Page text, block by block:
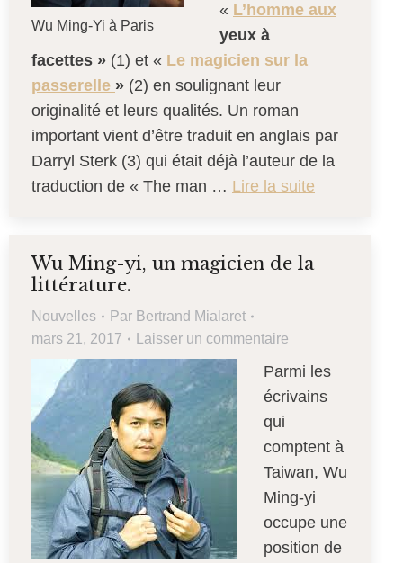
Wu Ming-Yi à Paris
« L’homme aux
yeux à
facettes » (1) et « Le magicien sur la
passerelle » (2) en soulignant leur
originalité et leurs qualités. Un roman
important vient d’être traduit en anglais par
Darryl Sterk (3) qui était déjà l’auteur de la
traduction de « The man … Lire la suite
Wu Ming-yi, un magicien de la
littérature.
Nouvelles Par Bertrand Mialaret
mars 21, 2017
Laisser un commentaire
Parmi les
écrivains
qui
comptent à
Taiwan, Wu
Ming-yi
occupe une
position de